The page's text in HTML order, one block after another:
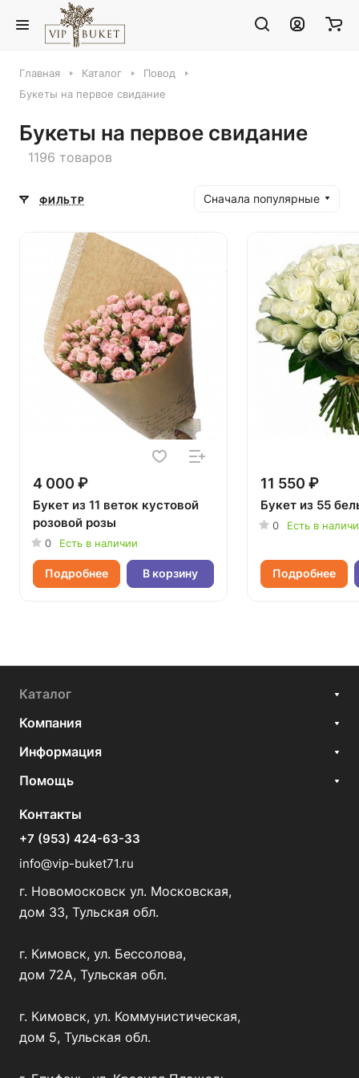
Главная Каталог
Повод
Букеты на первое свидание
Букеты на первое свидание
1196 товаров
ФИЛЬТР Сначала популярные
4 000 ₽
Букет из 11 веток кустовой
розовой розы
0 Есть в наличии
Подробнее В корзину
11 550 ₽
Букет из 55
0 Есть в
Подробнее
Каталог
Компания
Информация
Помощь
Контакты
+7 (953) 424-63-33
info@vip-buket71.ru
г. Новомосковск ул. Московская,
дом 33, Тульская обл.
г. Кимовск, ул. Бессолова,
дом 72А, Тульская обл.
г. Кимовск, ул. Коммунистическая,
дом 5, Тульская обл.